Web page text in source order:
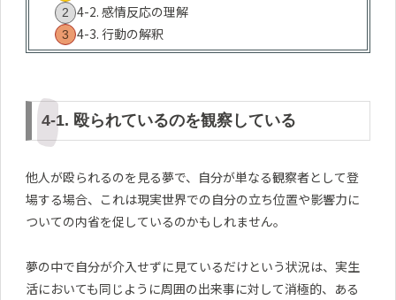
4-2. 感情反応の理解
4-3. 行動の解釈
4-1. 殴られているのを観察している
他人が殴られるのを見る夢で、自分が単なる観察者として登
場する場合、これは現実世界での自分の立ち位置や影響力に
ついての内省を促しているのかもしれません。
夢の中で自分が介入せずに見ているだけという状況は、実生
活においても同じように周囲の出来事に対して消極的、ある